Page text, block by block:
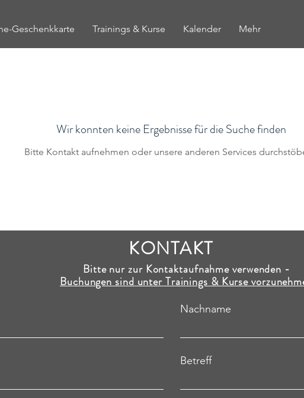
Geschenkkarte Trainings & Kurse Kalender Mehr
Wir konnten keine Ergebnisse für die Suche finden
Bitte Kontakt aufnehmen oder unsere anderen Services
KONTAKT
Nachname
Betreff
Bitte nur zur Kontaktaufnahme verwenden -
Buchungen sind unter Trainings & Kurse